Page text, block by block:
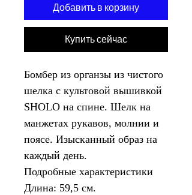
Добавить в корзину
Купить сейчас
Бомбер из органзы из чистого
шелка с культовой вышивкой
SHOLO на спине. Шелк на
манжетах рукавов, молнии и
поясе. Изысканный образ на
каждый день.
Подробные характеристики
Длина: 59,5 см.